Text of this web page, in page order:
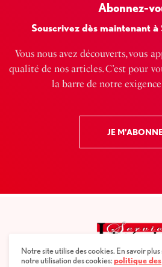
Abonnez-
Souscrivez dès maintenant
Vous nous avez découverts, vous
qualité de nos articles. C’est pour
la barre de notre
JE
Notre site utilise des cookies. En savoir plus
notre utilisation des cookies:politique des